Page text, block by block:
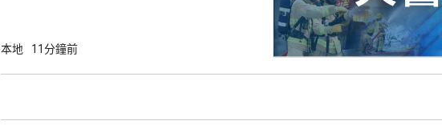
警期間有超過20人自行疏散到天台。
本地 11分鐘前